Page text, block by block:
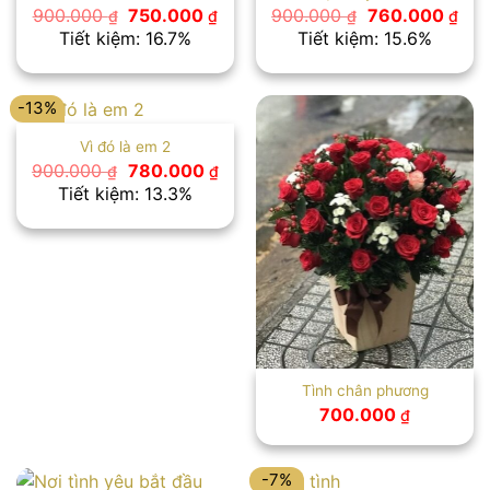
900.000₫ Giá
gốc
là:
750.000₫Giá
là:
750.000 ₫.
Tiết kiệm: 16.7%
900.000₫ Giá
gốc
là:
760.000 ₫Giá
hiện
là:
Tiết kiệm: 15.6%
-13%
Vì đó là em 2
900.000₫ Giá
gốc
là:
780.000 ₫Giá
hiện
là:
780.000 ₫.
Tiết kiệm: 13.3%
Tình chân phương
700.000 ₫
-7%